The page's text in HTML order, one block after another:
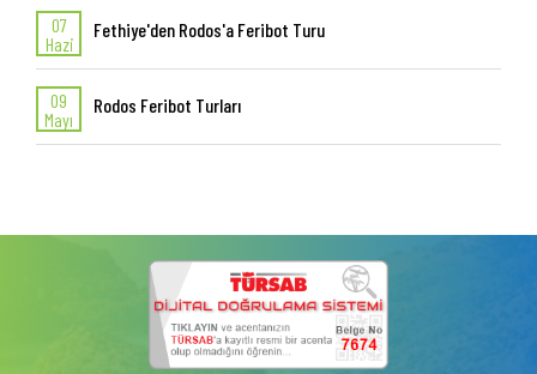
07
Hazi
Fethiye'den Rodos'a Feribot Turu
09
Mayı
Rodos Feribot Turları